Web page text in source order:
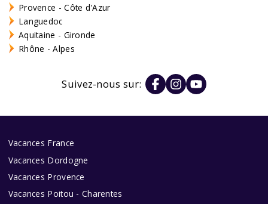
Provence - Côte d'Azur
Languedoc
Aquitaine - Gironde
Rhône - Alpes
Suivez-nous sur:
Vacances France
Vacances Dordogne
Vacances Provence
Vacances Poitou - Charentes